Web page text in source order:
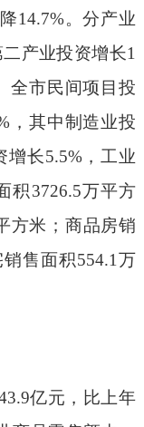
14.7%。分产业
二产业投资增长1
全市民间项目投
，其中制造业投
增长5.5%，工业
积3726.5万平方
方米；商品房销
售面积554.1万
亿元，比上年